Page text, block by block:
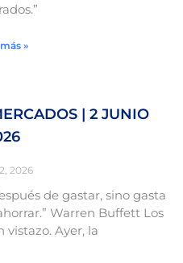
»
| 2 JUNIO
2026
de gastar, sino gasta
Warren Buffett Los
vistazo. Ayer, la